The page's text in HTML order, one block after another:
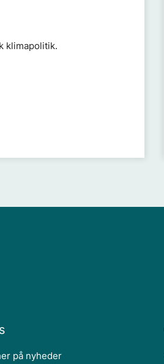
klimapolitik.
på nyheder